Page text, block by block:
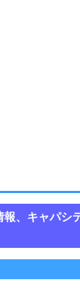
、キャパシ